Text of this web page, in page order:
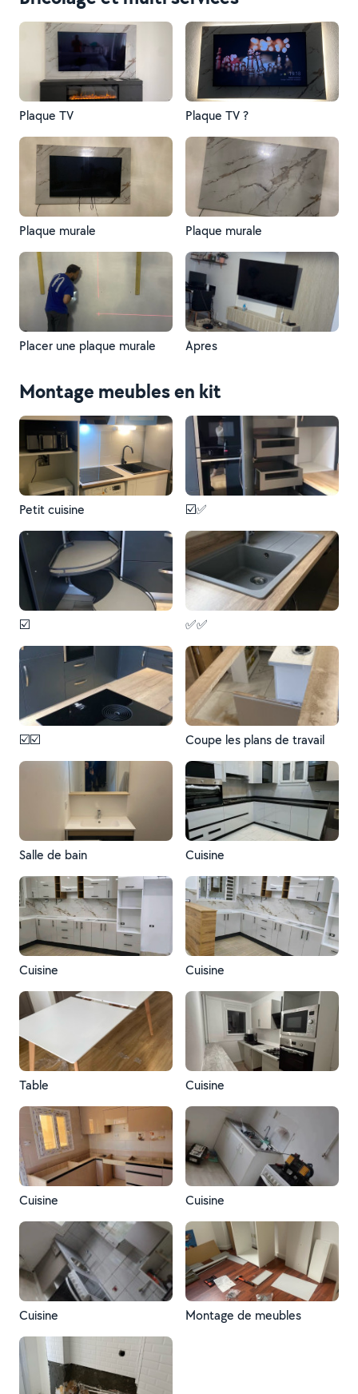
Plaque TV Plaque TV ?
Plaque murale Plaque murale
Placer une plaque murale Apres
Montage meubles en kit
Petit cuisine ☑️✅
☑️ ✅✅
☑️☑️ Coupe les plans de travail
Salle de bain Cuisine
Cuisine Cuisine
Table Cuisine
Cuisine Cuisine
Cuisine Montage de meubles